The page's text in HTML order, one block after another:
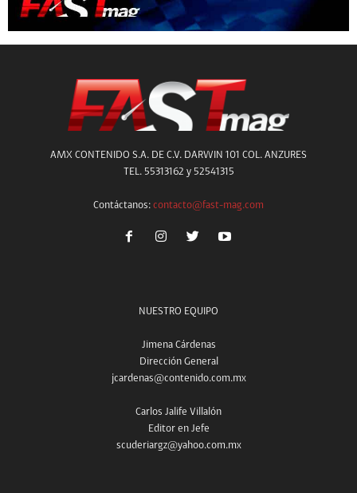
AMX CONTENIDO S.A. DE C.V. DARWIN 101 COL. ANZURES
TEL. 55313162 y 52541315
Contáctanos: contacto@fast-mag.com
NUESTRO EQUIPO
Jimena Cárdenas
Dirección General
jcardenas@contenido.com.mx
Carlos Jalife Villalón
Editor en Jefe
scuderiargz@yahoo.com.mx